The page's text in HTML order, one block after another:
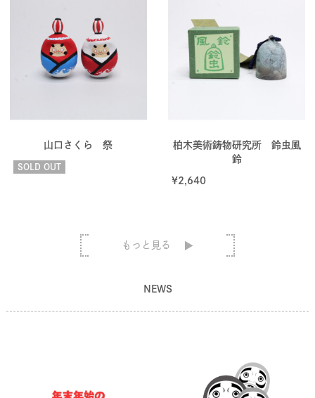
山口さくら 祭
SOLD OUT
柏木美術鋳物研究所 鈴虫風
鈴
¥2,640
もっと見る
NEWS